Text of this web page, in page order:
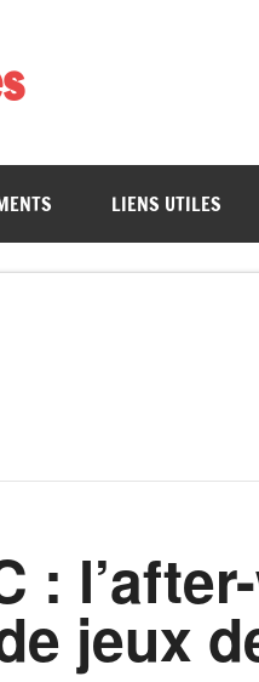
LIENS UTILES
:
jeux